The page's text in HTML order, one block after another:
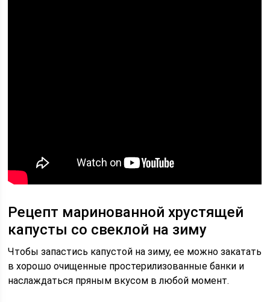
Рецепт маринованной хрустящей
капусты со свеклой на зиму
Чтобы запастись капустой на зиму, ее можно закатать
в хорошо очищенные простерилизованные банки и
наслаждаться пряным вкусом в любой момент.